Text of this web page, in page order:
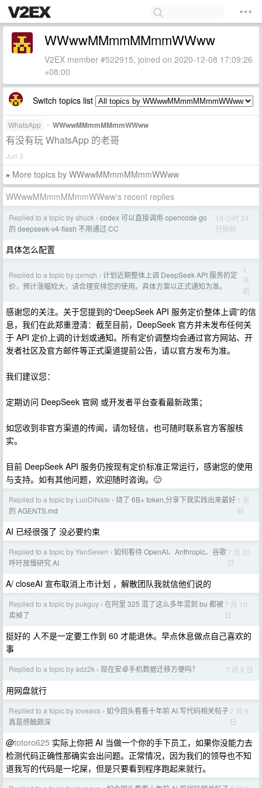
WWwwMMmmMMmmWWww
V2EX member #522915, joined on 2020-12-08 17:09:26
+08:00
Switch topics list
WhatsApp • WWwwMMmmMMmmWWww
有没有玩 WhatsApp 的老哥
Jun 3
» More topics by WWwwMMmmMMmmWWww
WWwwMMmmMMmmWWww's recent replies
Replied to a topic by shuck › codex 可以直接调用 opencode go
的 deepseek-v4-flash 不用通过 CC
19 小时 24
分钟前
具体怎么配置
Replied to a topic by qxmqh › 计划近期整体上调 DeepSeek API 服务的定
价，预计涨幅较大，请合理安排您的使用。具体方案以正式通知为准。
1
天
前
感谢您的关注。关于您提到的“DeepSeek API 服务定价整体上调”的信
息，我们在此郑重澄清：截至目前，DeepSeek 官方并未发布任何关
于 API 定价上调的计划或通知。所有定价调整均会通过官方网站、开
发者社区及官方邮件等正式渠道提前公告，请以官方发布为准。
我们建议您：
定期访问 DeepSeek 官网 或开发者平台查看最新政策；
如您收到非官方渠道的传闻，请勿轻信，也可随时联系官方客服核
实。
目前 DeepSeek API 服务仍按现有定价标准正常运行，感谢您的使用
与支持。如有其他问题，欢迎随时咨询。🙂
Replied to a topic by LuoDiNate › 烧了 6B+ token,分享下我实践出来最好
的 AGENTS.md
1 天
前
AI 已经很强了 没必要约束
Replied to a topic by YanSeven › 如何看待 OpenAI、Anthropic、谷歌
呼吁放慢研究 AI
7 月 30
日
A/ closeAI 宣布取消上市计划 ，解散团队我就信他们说的
Replied to a topic by pukguy › 在阿里 325 混了这么多年混到 bu 都被
卖掉了
7 月 10
日
挺好的 人不是一定要工作到 60 才能退休。早点休息做点自己喜欢的
事
Replied to a topic by adz2k › 现在安卓手机数据迁移方便吗？ 7 月 9 日
用网盘就行
Replied to a topic by loveava › 如今回头看看十年前 AI 写代码相关帖子
真是感触颇深
7 月 9
日
@totoro625 实际上你把 AI 当做一个你的手下员工，如果你没能力去
检测代码正确性那确实会出问题。正常情况，因为我们的领导也不知
道我写的代码是一坨屎，但是只要看到程序跑起来就行。